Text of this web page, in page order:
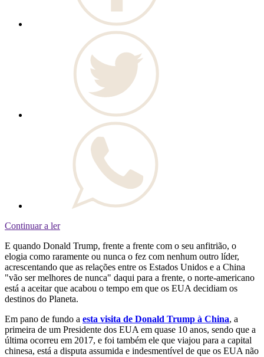
Continuar a ler
E quando Donald Trump, frente a frente com o seu anfitrião, o
elogia como raramente ou nunca o fez com nenhum outro líder,
acrescentando que as relações entre os Estados Unidos e a China
"vão ser melhores de nunca" daqui para a frente, o norte-americano
está a aceitar que acabou o tempo em que os EUA decidiam os
destinos do Planeta.
Em pano de fundo a esta visita de Donald Trump à China, a
primeira de um Presidente dos EUA em quase 10 anos, sendo que a
última ocorreu em 2017, e foi também ele que viajou para a capital
chinesa, está a disputa assumida e indesmentível de que os EUA não